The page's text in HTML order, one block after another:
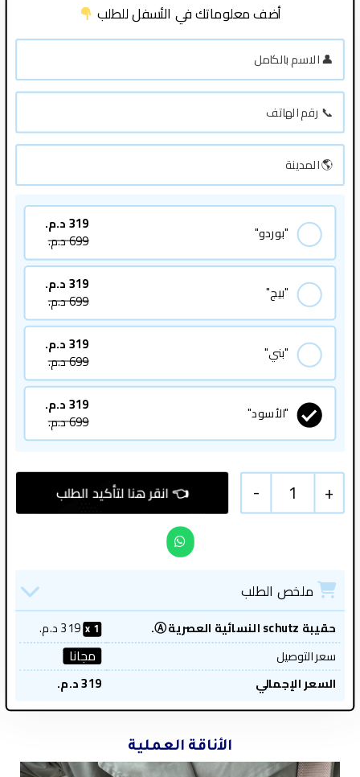
أضف معلوماتك في الأسفل للطلب
"بوردو" 319د.م.
699د.م.
"بيج" 319د.م.
699د.م.
"بني" 319د.م.
699د.م.
"الأسود" 319د.م.
699د.م.
+
1
-
ملخص الطلب
حقيبة schutz النسائية العصرية Ⓐ. 1
319د.م.
سعر التوصيل مجانا
السعر الإجمالي 319د.م.
الأناقة العملية